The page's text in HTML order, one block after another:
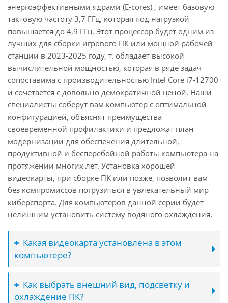
энергоэффективными ядрами (E-cores) , имеет базовую
тактовую частоту 3,7 ГГц, которая под нагрузкой
повышается до 4,9 ГГц. Этот процессор будет одним из
лучших для сборки игрового ПК или мощной рабочей
станции в 2023-2025 году, т. обладает высокой
вычислительной мощностью, которая в ряде задач
сопоставима с производительностью Intel Core i7-12700
и сочетается с довольно демократичной ценой. Наши
специалисты соберут вам компьютер с оптимальной
конфигурацией, объяснят преимущества
своевременной профилактики и предложат план
модернизации для обеспечения длительной,
продуктивной и бесперебойной работы компьютера на
протяжении многих лет. Установка хорошей
видеокарты, при сборке ПК или позже, позволит вам
без компромиссов погрузиться в увлекательный мир
киберспорта. Для компьютеров данной серии будет
нелишним установить систему водяного охлаждения.
Какая видеокарта установлена в этом
компьютере?
Как выбрать внешний вид, подсветку и
охлаждение ПК?